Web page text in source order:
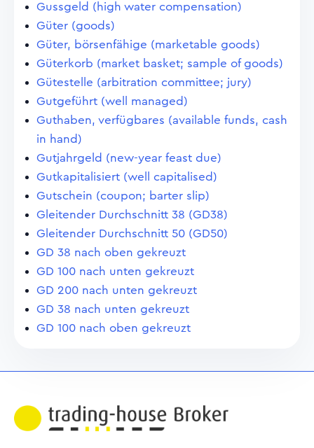
Gussgeld (high water compensation)
Güter (goods)
Güter, börsenfähige (marketable goods)
Güterkorb (market basket; sample of goods)
Gütestelle (arbitration committee; jury)
Gutgeführt (well managed)
Guthaben, verfügbares (available funds, cash
in hand)
Gutjahrgeld (new-year feast due)
Gutkapitalisiert (well capitalised)
Gutschein (coupon; barter slip)
Gleitender Durchschnitt 38 (GD38)
Gleitender Durchschnitt 50 (GD50)
GD 38 nach oben gekreuzt
GD 100 nach unten gekreuzt
GD 200 nach unten gekreuzt
GD 38 nach unten gekreuzt
GD 100 nach oben gekreuzt